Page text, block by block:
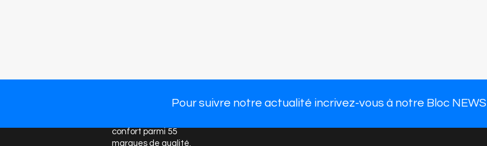
Pour suivre notre actualité incrivez-vous à notre Bloc NEWS
confort parmi 55
marques de qualité.
Chaussures femme
Chaussures homme
Qui sommes-nous ?
Nous trouver